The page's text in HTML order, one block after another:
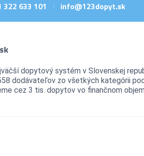
322 633 101 info@123dopyt.sk
dopytový systém v Slovenskej
dodávateľov zo všetkých kategórii
cez 3 tis. dopytov vo finančnom